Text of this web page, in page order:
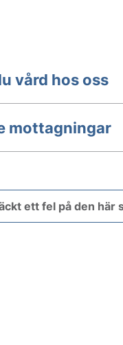
vård hos oss
mottagningar
ett fel på den här